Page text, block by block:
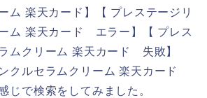
ム 楽天カード】【 プレステージリ
ム 楽天カード エラー】【 プレス
ムクリーム 楽天カード 失敗】
ンクルセラムクリーム 楽天カード
じで検索をしてみました。